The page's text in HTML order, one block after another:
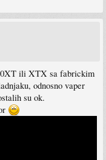
ili XTX sa fabrickim
odnosno vaper
su ok.